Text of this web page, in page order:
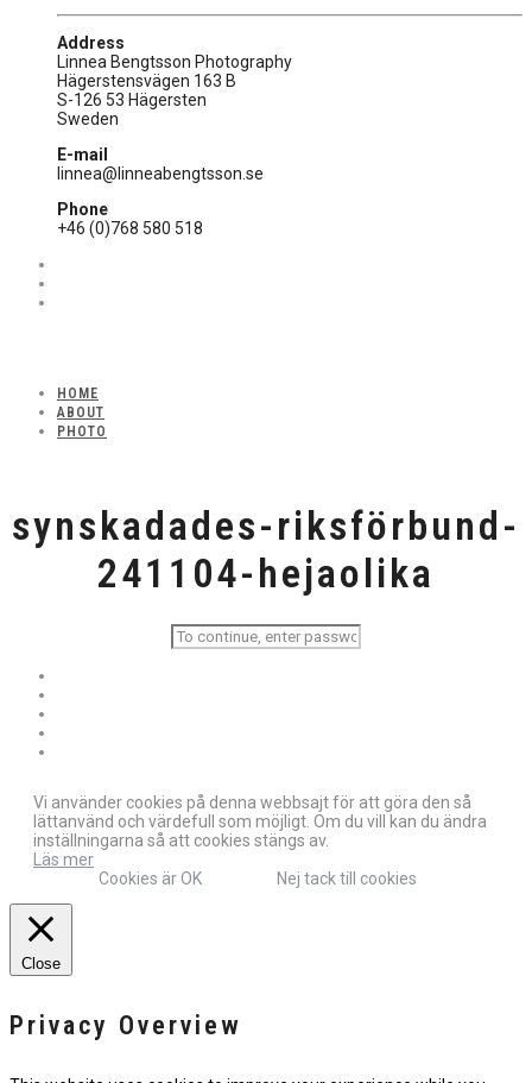
Address
Linnea Bengtsson Photography
Hägerstensvägen 163 B
S-126 53 Hägersten
Sweden
E-mail
linnea@linneabengtsson.se
Phone
+46 (0)768 580 518
HOME
ABOUT
PHOTO
synskadades-riksförbund-
241104-hejaolika
Vi använder cookies på denna webbsajt för att göra den så
lättanvänd och värdefull som möjligt. Om du vill kan du ändra
inställningarna så att cookies stängs av.
Läs mer
Cookies är OK
Nej tack till cookies
Close
Privacy Overview